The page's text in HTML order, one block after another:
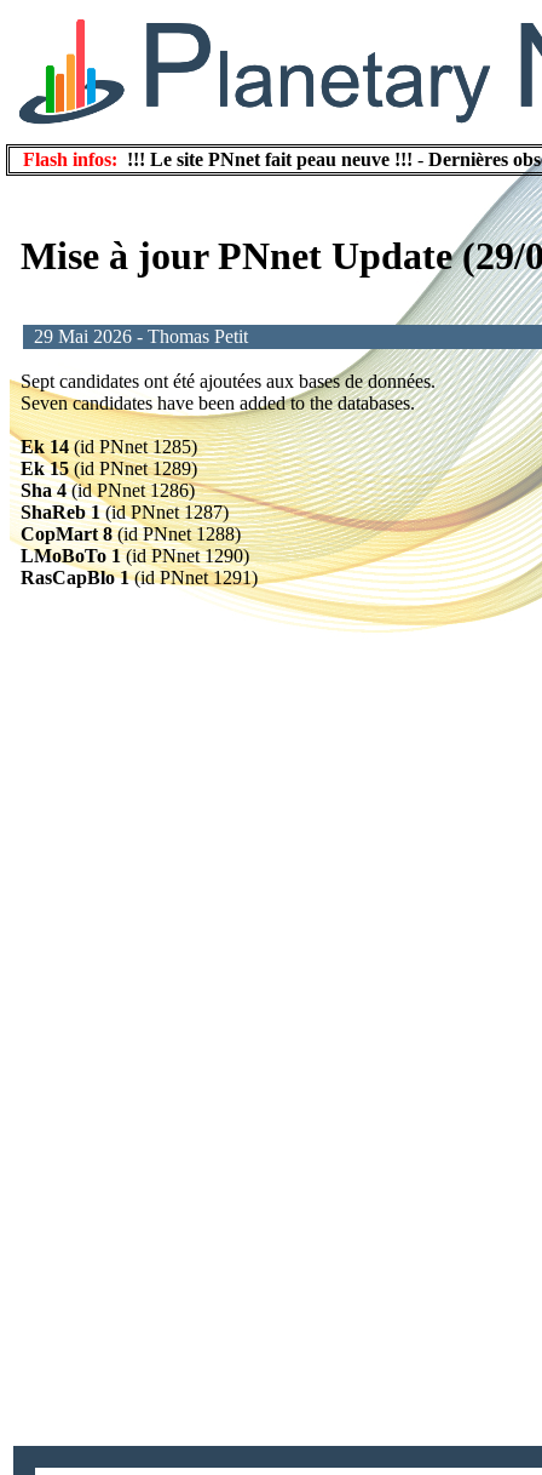
Flash infos: !!! Le site PNnet fait peau neuve !!! - Dernières
Mise à jour PNnet Update (29/
29 Mai 2026 - Thomas Petit
Sept candidates ont été ajoutées aux bases de données.
Seven candidates have been added to the databases.
Ek 14(id PNnet 1285)
Ek 15(id PNnet 1289)
Sha 4(id PNnet 1286)
ShaReb 1(id PNnet 1287)
CopMart 8(id PNnet 1288)
LMoBoTo 1(id PNnet 1290)
RasCapBlo 1(id PNnet 1291)